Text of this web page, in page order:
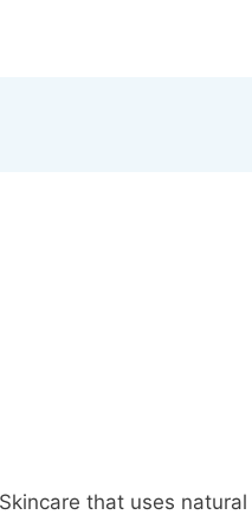
that uses